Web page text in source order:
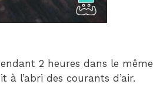
2 heures dans le même
l’abri des courants d’air.